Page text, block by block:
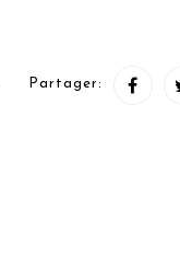
Partager: